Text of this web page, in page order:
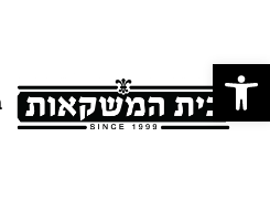
פתח סרגל נגישות